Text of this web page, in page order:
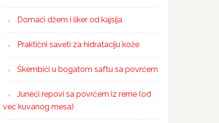
Domaći džem i liker od kajsija
Praktični saveti za hidrataciju kože
Škembići u bogatom saftu sa povrćem
Juneći repovi sa povrćem iz rerne (od
već kuvanog mesa)